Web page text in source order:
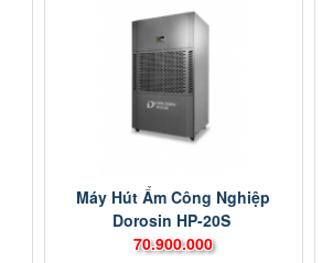
Máy Hút Ẩm Công Nghiệp
Dorosin HP-20S
70.900.000